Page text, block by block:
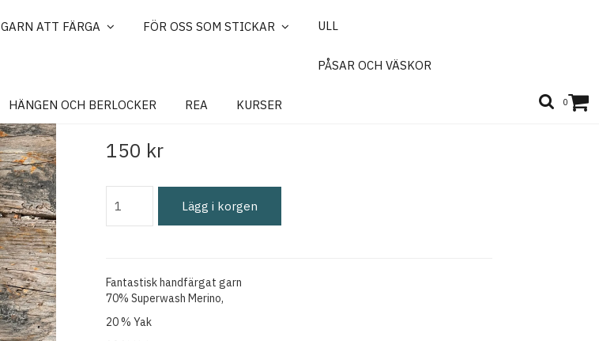
Handfärgatgarn, Yak Sock, 50g
150 kr
Lägg i korgen
Fantastisk handfärgat garn
70% Superwash Merino,
20 % Yak
GARN ATT FÄRGA FÖR OSS SOM STICKAR ULL
PÅSAR OCH VÄSKOR
HÄNGEN OCH BERLOCKER REA KURSER 0